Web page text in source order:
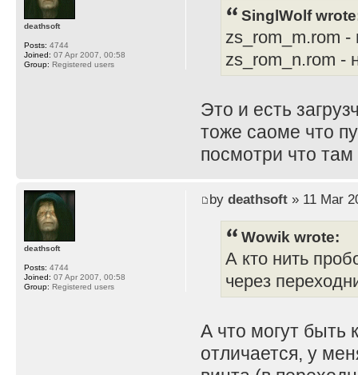
SinglWolf
zs_rom_m.rom
zs_rom_n.rom -
Это и есть
тоже саоме что
посмотри что
deathsoft
Posts: 4744
Joined: 07 Apr 2007, 00:58
Group: Registered users
by deathsoft» 11 Mar
Wowik wrote:
А кто нить
через
А что могут быть
отличается, у
deathsoft
Posts: 4744
Joined: 07 Apr 2007, 00:58
Group: Registered users